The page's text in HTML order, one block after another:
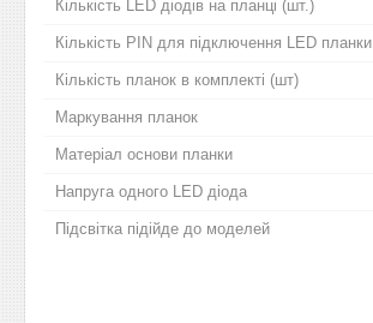
Кількість LED діодів на планці (шт.)
Кількість PIN для підключення LED планки
Кількість планок в комплекті (шт)
Маркування планок
Матеріал основи планки
Напруга одного LED діода
Підсвітка підійде до моделей